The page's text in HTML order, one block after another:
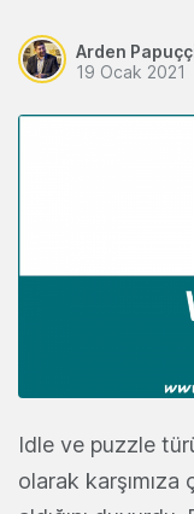
Arden
19 Ocak 2021
Idle ve puzzle
olarak karşımıza